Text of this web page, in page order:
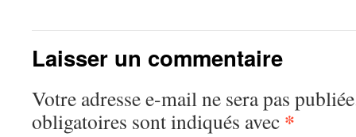
Laisser un commentaire
Votre adresse e-mail ne sera pas
obligatoires sont indiqués avec *